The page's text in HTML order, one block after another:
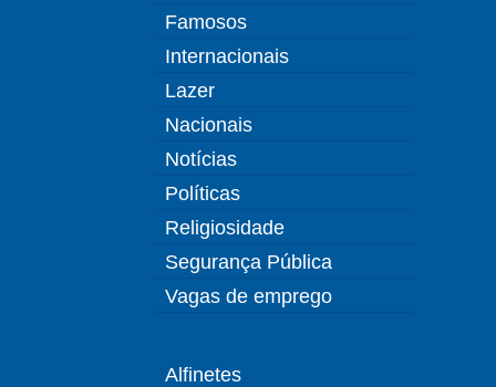
Famosos
Internacionais
Lazer
Nacionais
Notícias
Políticas
Religiosidade
Segurança Pública
Vagas de emprego
Alfinetes